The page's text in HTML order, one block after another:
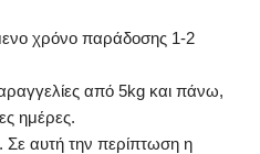
χρόνο παράδοσης 1-2
από 5kg και πάνω,
ημέρες.
Σε αυτή την περίπτωση η